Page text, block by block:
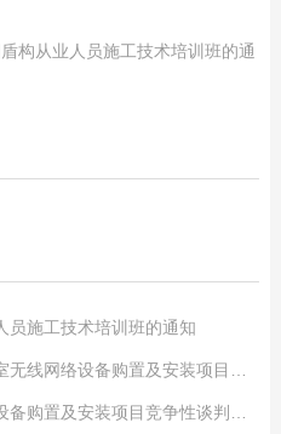
构从业人员施工技术培训班的通
员施工技术培训班的通知